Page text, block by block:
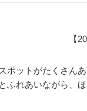
【
ットがたくさんあ
ふれあいながら、